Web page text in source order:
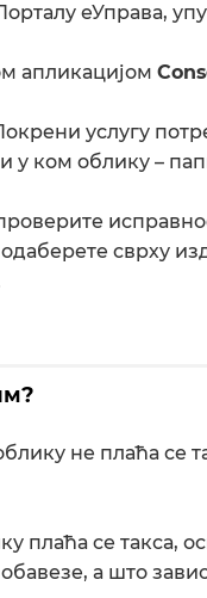
еУправа,
апликацијом
услугу
у ком облику –
одаберете сврху
не плаћа се
плаћа се такса,
а што